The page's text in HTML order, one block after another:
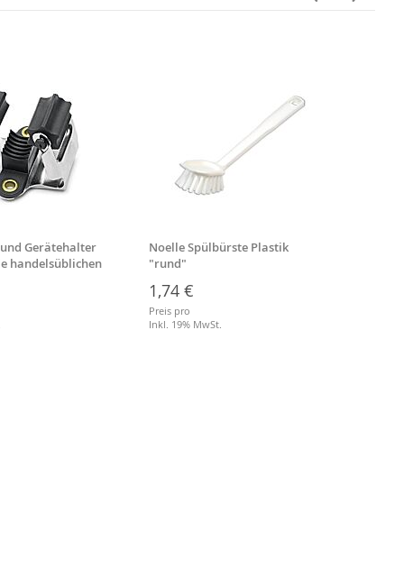
Gerätehalter
handelsüblichen
Noelle Spülbürste Plastik
"rund"
1,74 €
Preis pro
Inkl. 19% MwSt.